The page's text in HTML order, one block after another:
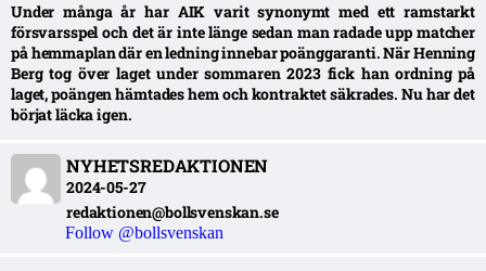
Under många år har AIK varit synonymt med ett ramstarkt
försvarsspel och det är inte länge sedan man radade upp matcher
på hemmaplan där en ledning innebar poänggaranti. När Henning
Berg tog över laget under sommaren 2023 fick han ordning på
laget, poängen hämtades hem och kontraktet säkrades. Nu har det
börjat läcka igen.
NYHETSREDAKTIONEN
2024-05-27
redaktionen@bollsvenskan.se
Follow @bollsvenskan